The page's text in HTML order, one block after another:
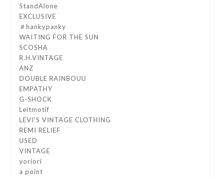
StandAlone
EXCLUSIVE
＃hankypanky
WAITING FOR THE SUN
SCOSHA
R.H.VINTAGE
ANZ
DOUBLE RAINBOUU
EMPATHY
G-SHOCK
Leitmotif
LEVI'S VINTAGE CLOTHING
REMI RELIEF
USED
VINTAGE
yoriori
a point